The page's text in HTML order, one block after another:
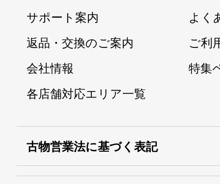
サポート案内
よく
返品・交換のご案内
ご利
会社情報
特集
各店舗対応エリア一覧
古物営業法に基づく表記